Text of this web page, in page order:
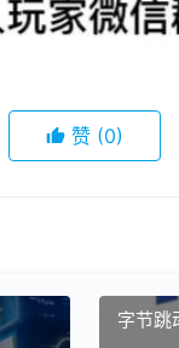
赞 (0)
字节跳